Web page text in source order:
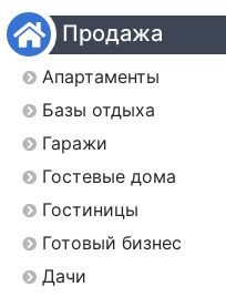
Продажа
Апартаменты
Базы отдыха
Гаражи
Гостевые дома
Гостиницы
Готовый бизнес
Дачи